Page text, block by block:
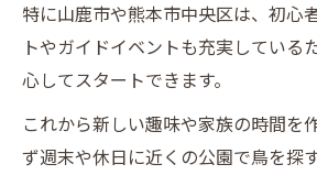
特に山鹿市や熊本市中央区は、初心
トやガイドイベントも充実している
心してスタートできます。
これから新しい趣味や家族の時間を
ず週末や休日に近くの公園で鳥を探